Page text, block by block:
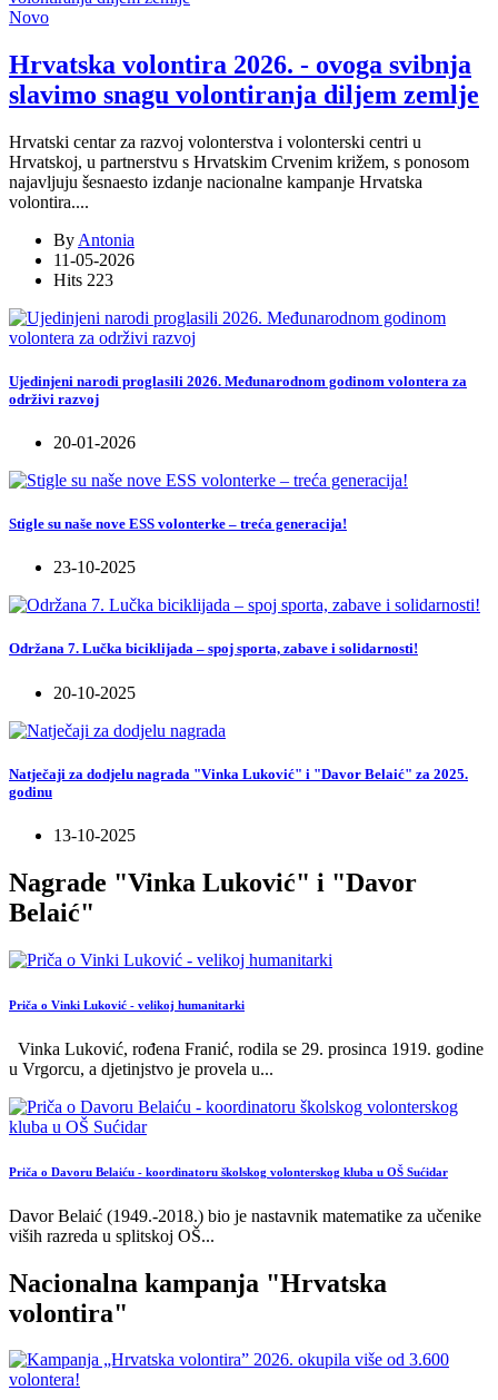
Novo
Hrvatska volontira 2026. - ovoga svibnja
slavimo snagu volontiranja diljem zemlje
Hrvatski centar za razvoj volonterstva i volonterski centri u
Hrvatskoj, u partnerstvu s Hrvatskim Crvenim križem, s ponosom
najavljuju šesnaesto izdanje nacionalne kampanje Hrvatska
volontira....
By Antonia
11-05-2026
Hits 223
Ujedinjeni narodi proglasili 2026. Međunarodnom godinom volontera za
održivi razvoj
20-01-2026
Stigle su naše nove ESS volonterke – treća generacija!
23-10-2025
Održana 7. Lučka biciklijada – spoj sporta, zabave i solidarnosti!
20-10-2025
Natječaji za dodjelu nagrada "Vinka Luković" i "Davor Belaić" za 2025.
godinu
13-10-2025
Nagrade "Vinka Luković" i "Davor
Belaić"
Priča o Vinki Luković - velikoj humanitarki
Vinka Luković, rođena Franić, rodila se 29. prosinca 1919. godine
u Vrgorcu, a djetinjstvo je provela u...
Priča o Davoru Belaiću - koordinatoru školskog volonterskog kluba u OŠ Sućidar
Davor Belaić (1949.-2018.) bio je nastavnik matematike za učenike
viših razreda u splitskoj OŠ...
Nacionalna kampanja "Hrvatska
volontira"